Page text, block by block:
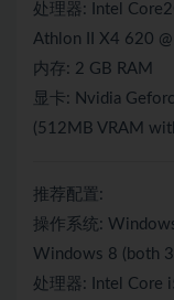
处理器: Intel
Athlon II X4 620
内存: 2 GB RAM
显卡: Nvidia
(512MB VRAM
推荐配置:
操作系统:
Windows 8 (both
处理器: Intel Core